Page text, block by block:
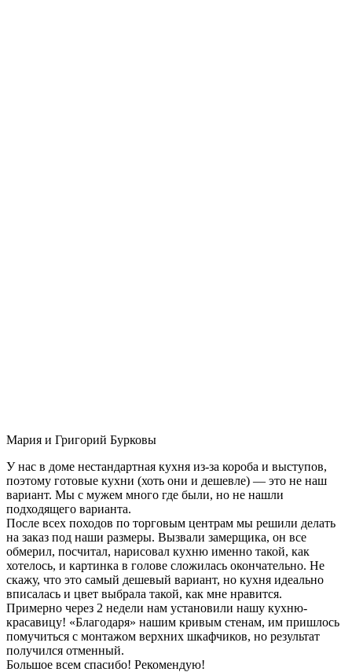
Мария и Григорий Бурковы
У нас в доме нестандартная кухня из-за короба и выступов,
поэтому готовые кухни (хоть они и дешевле) — это не наш
вариант. Мы с мужем много где были, но не нашли
подходящего варианта.
После всех походов по торговым центрам мы решили делать
на заказ под наши размеры. Вызвали замерщика, он все
обмерил, посчитал, нарисовал кухню именно такой, как
хотелось, и картинка в голове сложилась окончательно. Не
скажу, что это самый дешевый вариант, но кухня идеально
вписалась и цвет выбрала такой, как мне нравится.
Примерно через 2 недели нам установили нашу кухню-
красавицу! «Благодаря» нашим кривым стенам, им пришлось
помучиться с монтажом верхних шкафчиков, но результат
получился отменный.
Большое всем спасибо! Рекомендую!